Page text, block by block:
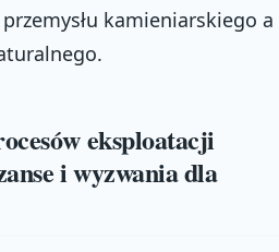
kamieniarskiego a
eksploatacji
i wyzwania dla